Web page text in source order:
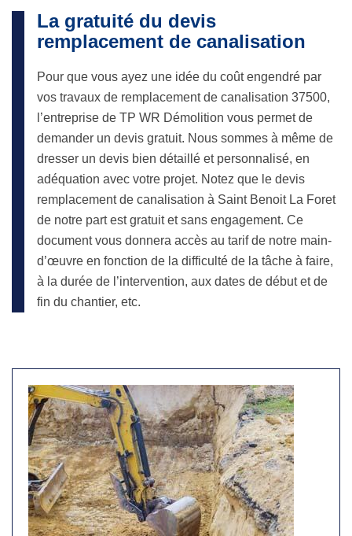
La gratuité du devis
remplacement de canalisation
Pour que vous ayez une idée du coût engendré par
vos travaux de remplacement de canalisation 37500,
l’entreprise de TP WR Démolition vous permet de
demander un devis gratuit. Nous sommes à même de
dresser un devis bien détaillé et personnalisé, en
adéquation avec votre projet. Notez que le devis
remplacement de canalisation à Saint Benoit La Foret
de notre part est gratuit et sans engagement. Ce
document vous donnera accès au tarif de notre main-
d’œuvre en fonction de la difficulté de la tâche à faire,
à la durée de l’intervention, aux dates de début et de
fin du chantier, etc.